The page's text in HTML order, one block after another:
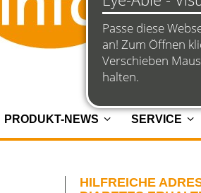
PRODUKT-NEWS SERVICE
HILFREICHE